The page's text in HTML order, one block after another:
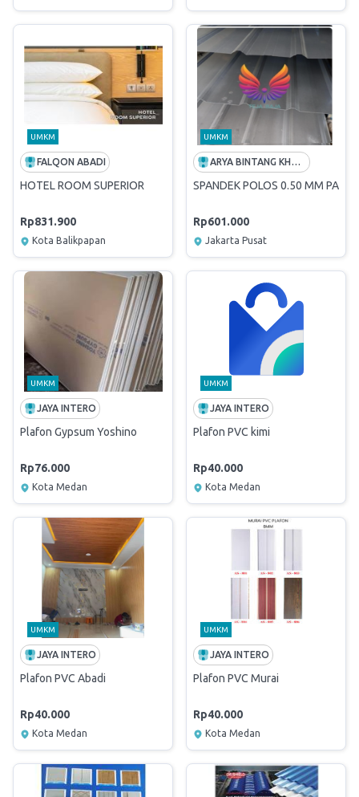
UMKM
FALQON ABADI
HOTEL ROOM SUPERIOR
Rp831.900
Kota Balikpapan
UMKM
ARYA BINTANG KHATULISTIWA
SPANDEK POLOS 0.50 MM
Rp601.000
Jakarta Pusat
UMKM
JAYA INTERO
Plafon Gypsum Yoshino
Rp76.000
Kota Medan
UMKM
JAYA INTERO
Plafon PVC kimi
Rp40.000
Kota Medan
UMKM
JAYA INTERO
Plafon PVC Abadi
Rp40.000
Kota Medan
UMKM
JAYA INTERO
Plafon PVC Murai
Rp40.000
Kota Medan